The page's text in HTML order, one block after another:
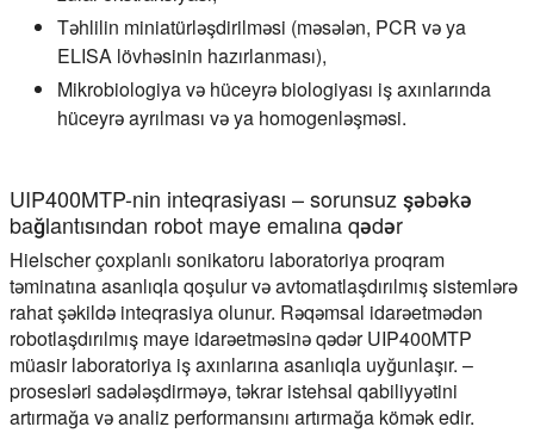
Təhlilin miniatürləşdirilməsi (məsələn, PCR və ya
ELISA lövhəsinin hazırlanması),
Mikrobiologiya və hüceyrə biologiyası iş axınlarında
hüceyrə ayrılması və ya homogenləşməsi.
UIP400MTP-nin inteqrasiyası – sorunsuz şəbəkə
bağlantısından robot maye emalına qədər
Hielscher çoxplanlı sonikatoru laboratoriya proqram
təminatına asanlıqla qoşulur və avtomatlaşdırılmış sistemlərə
rahat şəkildə inteqrasiya olunur. Rəqəmsal idarəetmədən
robotlaşdırılmış maye idarəetməsinə qədər UIP400MTP
müasir laboratoriya iş axınlarına asanlıqla uyğunlaşır. –
prosesləri sadələşdirməyə, təkrar istehsal qabiliyyətini
artırmağa və analiz performansını artırmağa kömək edir.